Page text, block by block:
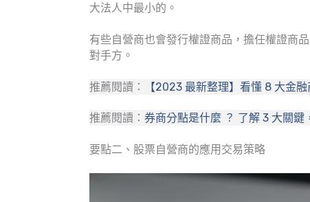
大法人中最小的。
有些自營商也會發行權證商品，擔任權證商
對手方。
推薦閱讀： 【2023 最新整理】看懂 8 大金
推薦閱讀： 券商分點是什麼 ？ 了解 3 大關鍵
要點二、股票自營商的應用交易策略